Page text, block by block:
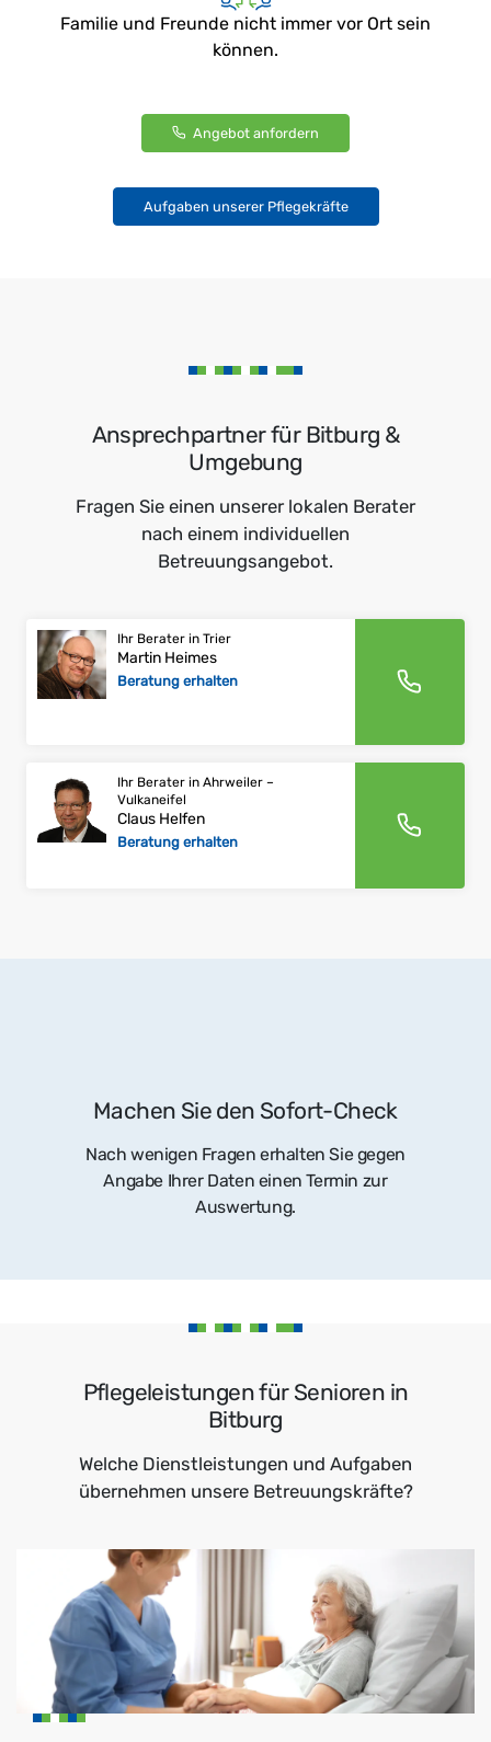
Familie und Freunde nicht immer vor Ort sein
können.
Angebot anfordern
Aufgaben unserer Pflegekräfte
Ansprechpartner für Bitburg &
Umgebung
Fragen Sie einen unserer lokalen Berater
nach einem individuellen
Betreuungsangebot.
Ihr Berater in Trier
Martin Heimes
Beratung erhalten
Ihr Berater in Ahrweiler –
Vulkaneifel
Claus Helfen
Beratung erhalten
Machen Sie den Sofort-Check
Nach wenigen Fragen erhalten Sie gegen
Angabe Ihrer Daten einen Termin zur
Auswertung.
Pflegeleistungen für Senioren in
Bitburg
Welche Dienstleistungen und Aufgaben
übernehmen unsere Betreuungskräfte?